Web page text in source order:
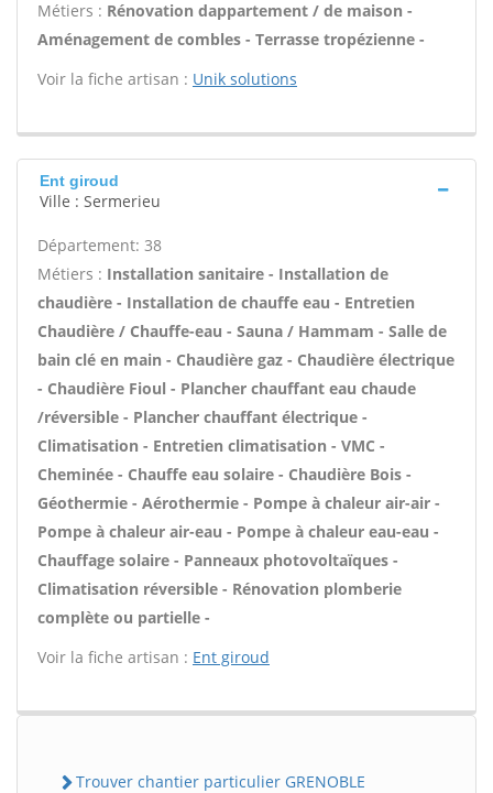
Métiers : Rénovation dappartement / de maison -
Aménagement de combles - Terrasse tropézienne -
Voir la fiche artisan : Unik solutions
Ent giroud
Ville : Sermerieu
Département: 38
Métiers : Installation sanitaire - Installation de
chaudière - Installation de chauffe eau - Entretien
Chaudière / Chauffe-eau - Sauna / Hammam - Salle de
bain clé en main - Chaudière gaz - Chaudière électrique
- Chaudière Fioul - Plancher chauffant eau chaude
/réversible - Plancher chauffant électrique -
Climatisation - Entretien climatisation - VMC -
Cheminée - Chauffe eau solaire - Chaudière Bois -
Géothermie - Aérothermie - Pompe à chaleur air-air -
Pompe à chaleur air-eau - Pompe à chaleur eau-eau -
Chauffage solaire - Panneaux photovoltaïques -
Climatisation réversible - Rénovation plomberie
complète ou partielle -
Voir la fiche artisan : Ent giroud
Trouver chantier particulier GRENOBLE